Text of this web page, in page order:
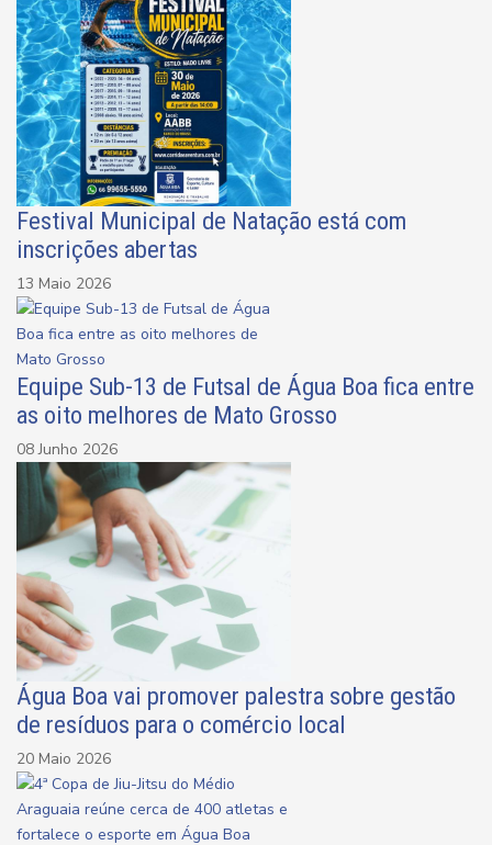
Festival Municipal de Natação está com
inscrições abertas
13 Maio 2026
Equipe Sub-13 de Futsal de Água Boa fica entre
as oito melhores de Mato Grosso
08 Junho 2026
Água Boa vai promover palestra sobre gestão
de resíduos para o comércio local
20 Maio 2026